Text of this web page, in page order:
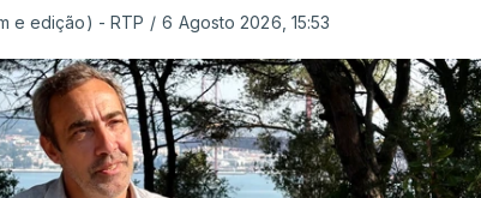
e edição) - RTP / 6 Agosto 2026, 15:53